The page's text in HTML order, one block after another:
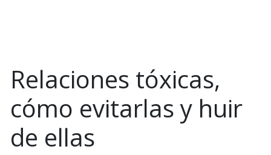
Relaciones tóxicas,
cómo evitarlas y huir
de ellas